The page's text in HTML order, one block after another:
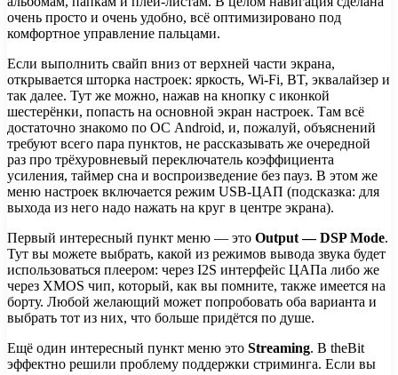
очень просто и очень удобно, всё оптимизировано под
комфортное управление пальцами.
Если выполнить свайп вниз от верхней части экрана,
открывается шторка настроек: яркость, Wi-Fi, BT, эквалайзер и
так далее. Тут же можно, нажав на кнопку с иконкой
шестерёнки, попасть на основной экран настроек. Там всё
достаточно знакомо по ОС Android, и, пожалуй, объяснений
требуют всего пара пунктов, не рассказывать же очередной
раз про трёхуровневый переключатель коэффициента
усиления, таймер сна и воспроизведение без пауз. В этом же
меню настроек включается режим USB-ЦАП (подсказка: для
выхода из него надо нажать на круг в центре экрана).
Первый интересный пункт меню — это Output — DSP Mode.
Тут вы можете выбрать, какой из режимов вывода звука будет
использоваться плеером: через I2S интерфейс ЦАПа либо же
через XMOS чип, который, как вы помните, также имеется на
борту. Любой желающий может попробовать оба варианта и
выбрать тот из них, что больше придётся по душе.
Ещё один интересный пункт меню это Streaming. В theBit
эффектно решили проблему поддержки стриминга. Если вы